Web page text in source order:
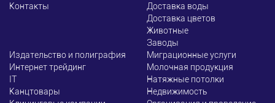
Контакты
Доставка воды
Доставка цветов
Животные
Заводы
Издательство и полиграфия
Интернет трейдинг
ІТ
Канцтовары
Миграционные услуги
Молочная продукция
Натяжные потолки
Недвижимость